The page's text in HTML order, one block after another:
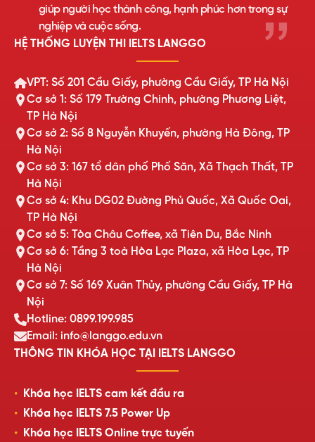
giúp người học thành công, hạnh phúc hơn trong sự
nghiệp và cuộc sống.
HỆ THỐNG LUYỆN THI IELTS LANGGO
VPT: Số 201 Cầu Giấy, phường Cầu Giấy, TP Hà Nội
Cơ sở 1: Số 179 Trường Chinh, phường Phương Liệt,
TP Hà Nội
Cơ sở 2: Số 8 Nguyễn Khuyến, phường Hà Đông, TP
Hà Nội
Cơ sở 3: 167 tổ dân phố Phố Săn, Xã Thạch Thất, TP
Hà Nội
Cơ sở 4: Khu DG02 Đường Phủ Quốc, Xã Quốc Oai,
TP Hà Nội
Cơ sở 5: Tòa Châu Coffee, xã Tiên Du, Bắc Ninh
Cơ sở 6: Tầng 3 toà Hòa Lạc Plaza, xã Hòa Lạc, TP
Hà Nội
Cơ sở 7: Số 169 Xuân Thủy, phường Cầu Giấy, TP Hà
Nội
Hotline: 0899.199.985
Email: info@langgo.edu.vn
THÔNG TIN KHÓA HỌC TẠI IELTS LANGGO
Khóa học IELTS cam kết đầu ra
Khóa học IELTS 7.5 Power Up
Khóa học IELTS Online trực tuyến